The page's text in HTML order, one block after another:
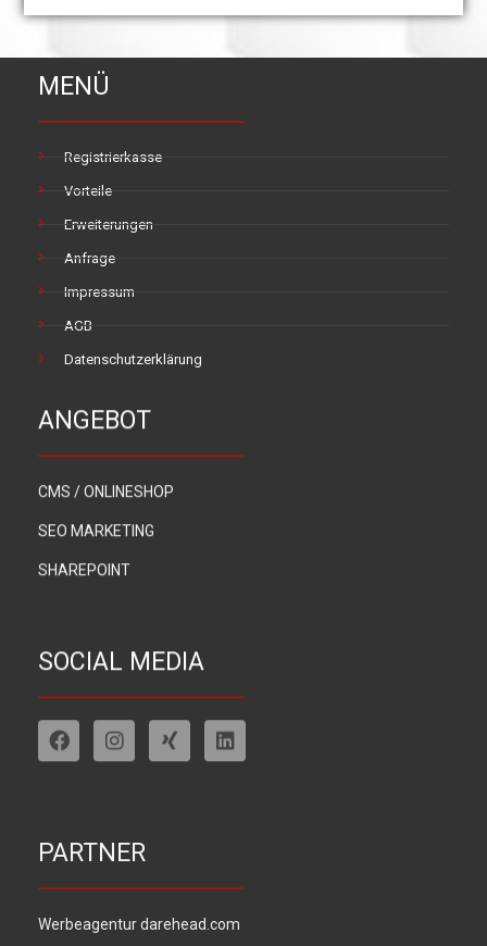
MENÜ
Registrierkasse
Vorteile
Erweiterungen
Anfrage
Impressum
AGB
Datenschutzerklärung
ANGEBOT
CMS / ONLINESHOP
SEO MARKETING
SHAREPOINT
SOCIAL MEDIA
PARTNER